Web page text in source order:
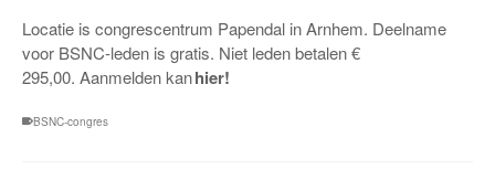
Locatie is congrescentrum Papendal in Arnhem. Deelname
voor BSNC-leden is gratis. Niet leden betalen €
295,00. Aanmelden kanhier!
BSNC-congres